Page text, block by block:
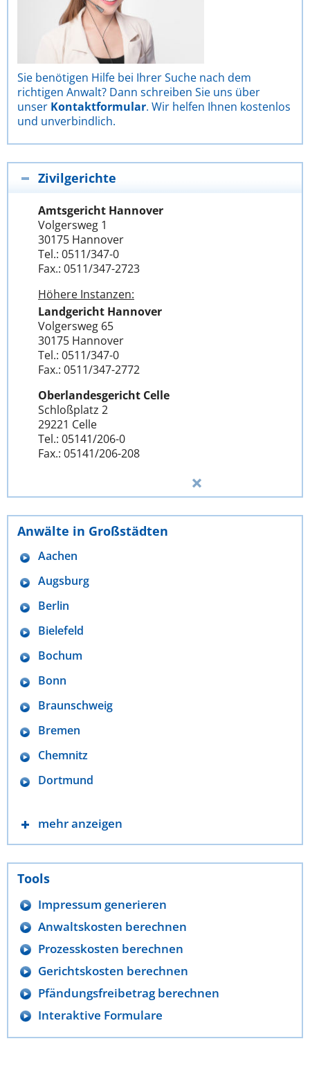
Sie benötigen Hilfe bei Ihrer Suche nach dem
richtigen Anwalt? Dann schreiben Sie uns über
unser Kontaktformular. Wir helfen Ihnen kostenlos
und unverbindlich.
Zivilgerichte
Amtsgericht Hannover
Volgersweg 1
30175 Hannover
Tel.: 0511/347-0
Fax.: 0511/347-2723
Höhere Instanzen:
Landgericht Hannover
Volgersweg 65
30175 Hannover
Tel.: 0511/347-0
Fax.: 0511/347-2772
Oberlandesgericht Celle
Schloßplatz 2
29221 Celle
Tel.: 05141/206-0
Fax.: 05141/206-208
Anwälte in Großstädten
Aachen
Augsburg
Berlin
Bielefeld
Bochum
Bonn
Braunschweig
Bremen
Chemnitz
Dortmund
mehr anzeigen
Tools
Impressum generieren
Anwaltskosten berechnen
Prozesskosten berechnen
Gerichtskosten berechnen
Pfändungsfreibetrag berechnen
Interaktive Formulare